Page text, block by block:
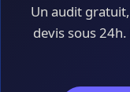
Un audit
devis sous